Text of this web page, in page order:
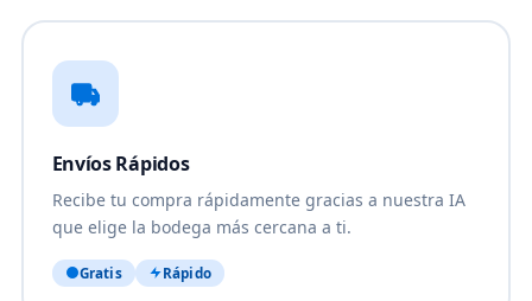
Envíos Rápidos
Recibe tu compra rápidamente gracias a nuestra IA
que elige la bodega más cercana a ti.
Gratis Rápido